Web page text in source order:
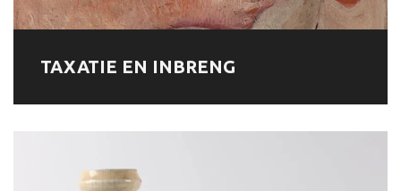
TAXATIE EN INBRENG